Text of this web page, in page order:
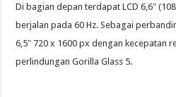
Di bagian depan terdapat LCD 6,6″
berjalan pada 60 Hz. Sebagai
6,5″ 720 x 1600 px dengan kecepatan
perlindungan Gorilla Glass 5.